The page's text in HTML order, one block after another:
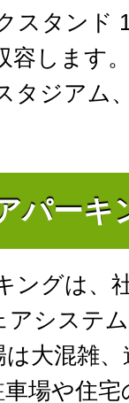
スタンド
容します
タジアム
パーキ
ングは、
アシステ
大混雑
場や住